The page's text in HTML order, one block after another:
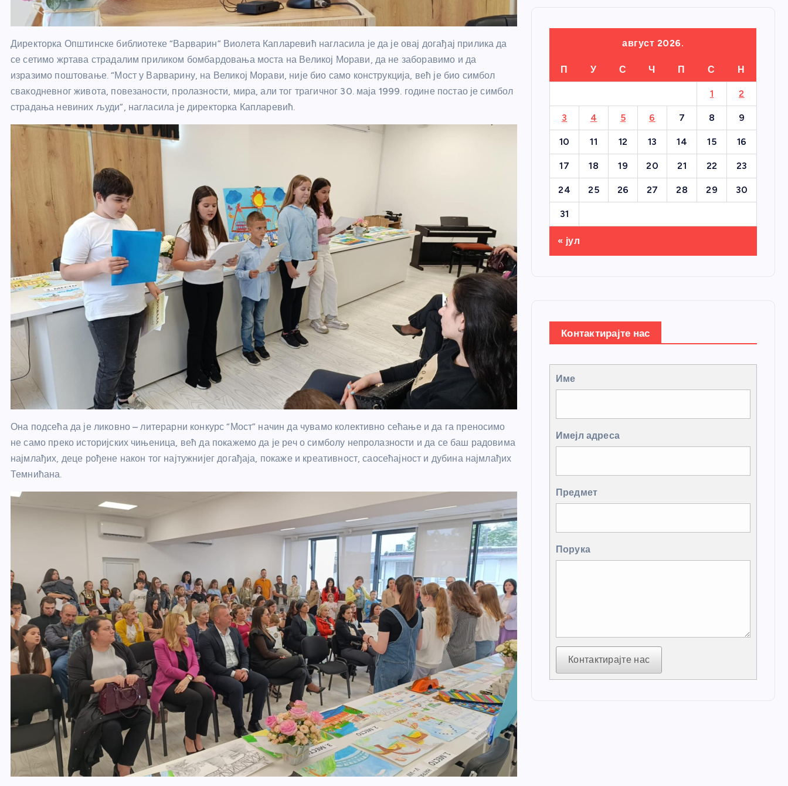
Директорка Општинске библиотеке “Варварин” Виолета Капларевић нагласила је да је овај догађај прилика да
се сетимо жртава страдалим приликом бомбардовања моста на Великој Морави, да не заборавимо и да
изразимо поштовање. “Мост у Варварину, на Великој Морави, није био само конструкција, већ је био симбол
свакодневног живота, повезаности, пролазности, мира, али тог трагичног 30. маја 1999. године постао је симбол
страдања невиних људи”, нагласила је директорка Капларевић.
Она подсећа да је ликовно – литерарни конкурс “Мост” начин да чувамо колективно сећање и да га преносимо
не само преко историјских чињеница, већ да покажемо да је реч о симболу непролазности и да се баш радовима
најмлађих, деце рођене након тог најтужнијег догађаја, покаже и креативност, саосећајност и дубина најмлађих
Темнићана.
август 2026.
П У С Ч П С Н
1 2
3 4 5 6 7 8 9
10 11 12 13 14 15 16
17 18 19 20 21 22 23
24 25 26 27 28 29 30
31
« јул
Контактирајте нас
Име
Имејл адреса
Предмет
Порука
Контактирајте нас